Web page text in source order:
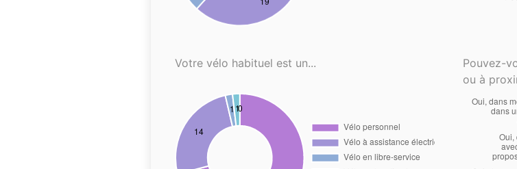
Votre vélo habituel est un...
Pouvez-
ou à